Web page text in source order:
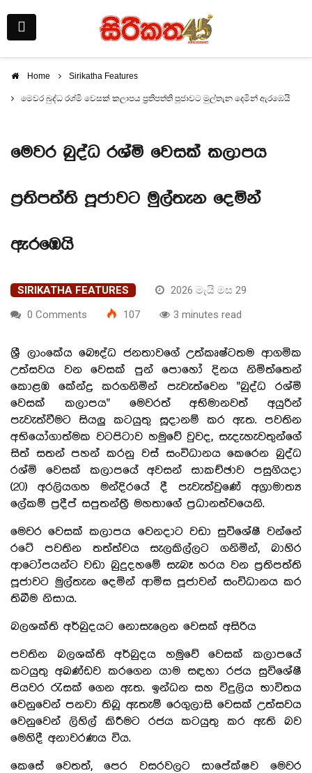
Home Sirikatha Features
මෙවර බුද්ධ රශ්මි වෙසක් කලාපය ප්‍රතිපත්ති පූජාවට මුල්තැන දෙමින් ඇරඹෙයි
මෙවර බුද්ධ රශ්මි වෙසක් කලාපය
ප්‍රතිපත්ති පූජාවට මුල්තැන දෙමින්
ඇරඹෙයි
SIRIKATHA FEATURES
2026 මැයි මස 29
0 Comments
107 3 minutes read
ශ්‍රී ලාංකේය බෞද්ධ ජනතාවගේ උත්කෘෂ්ටතම ආගමික
උත්සවය වන වෙසක් පුන් පොහෝ දිනය නිමිත්තෙන්
කොළඹ කේන්ද්‍ර කරගනිමින් පැවැත්වෙන "බුද්ධ රශ්මි
වෙසක් කලාපය" මෙවරත් අභිමානවත් අයුරින්
පැවැත්වීමට සියලු කටයුතු සූදානම් කර ඇත. පවතින
අභියෝගාත්මක වටපිටාව හමුවේ වුවද, සැදැහැවතුන්ගේ
සිත් සතන් පහන් කරනු වස් සංවිධානය කෙරෙන බුද්ධ
රශ්මි වෙසක් කලාපයේ අවසන් සාකච්ඡාව පසුගියදා
(20) අරලියගහ මන්දිරයේ දී පැවැත්වුණේ අග්‍රාමාත්‍ය
ලේකම් ප්‍රදීප් සපුතන්ත්‍රී මහතාගේ ප්‍රධානත්වයෙනි.
මෙවර වෙසක් කලාපය වෙනදාට වඩා සුවිශේෂී වන්නේ
රටේ පවතින තත්ත්වය සැලකිල්ලට ගනිමින්, බාහිර
ආටෝපයන්ට වඩා බුදුදහමේ සැබෑ හරය වන ප්‍රතිපත්ති
පූජාවට මුල්තැන දෙමින් ආමිස පූජාවන් සංවිධානය කර
තිබීම නිසාය.
බලශක්ති අර්බුදයට නොසැලෙන වෙසක් අසිරිය
පවතින බලශක්ති අර්බුදය හමුවේ වෙසක් කලාපයේ
කටයුතු අඛණ්ඩව කරගෙන යාම සඳහා රජය සුවිශේෂී
පියවර රැසක් ගෙන ඇත. ඉන්ධන සහ විදුලිය භාවිතය
වෙනුවෙන් පනවා තිබූ ඇතැම් රෙගුලාසි වෙසක් උත්සවය
වෙනුවෙන් ලිහිල් කිරීමට රජය කටයුතු කර ඇති බව
මෙහිදී අනාවරණය විය.
කෙසේ වෙතත්, පෙර වසරවලට සාපේක්ෂව මෙවර